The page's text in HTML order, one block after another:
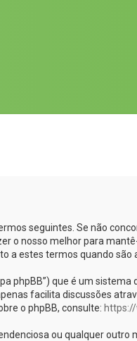
seguintes. Se não
o nosso melhor para
a estes termos quando são
phpBB”) que é um
facilita discussões
o phpBB, consulte:
ou qualquer outro